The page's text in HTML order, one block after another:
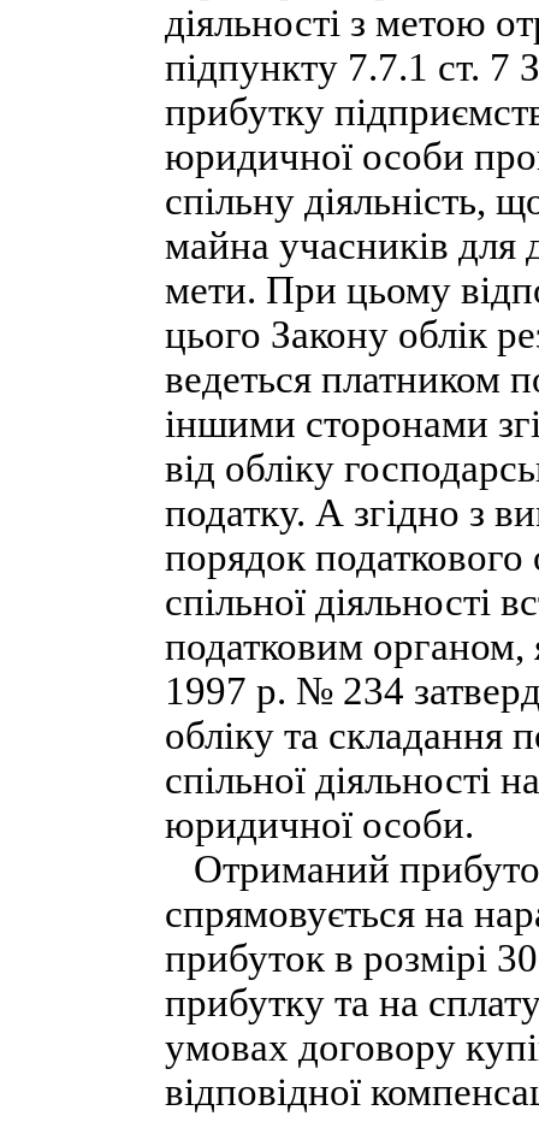
діяльності з метою
підпункту 7.7.1 ст. 7
прибутку
юридичної особи
спільну діяльність,
майна учасників для
мети. При цьому
цього Закону облік
ведеться платником
іншими сторонами
від обліку
податку. А згідно з
порядок податкового
спільної діяльності
податковим органом,
1997 р. № 234
обліку та складання
спільної діяльності
юридичної особи.
Отриманий прибуток
спрямовується на
прибуток в розмірі
прибутку та на
умовах договору
відповідної